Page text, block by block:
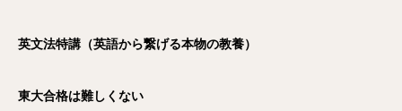
英文法特講（英語から繋げる本物の教養）
東大合格は難しくない